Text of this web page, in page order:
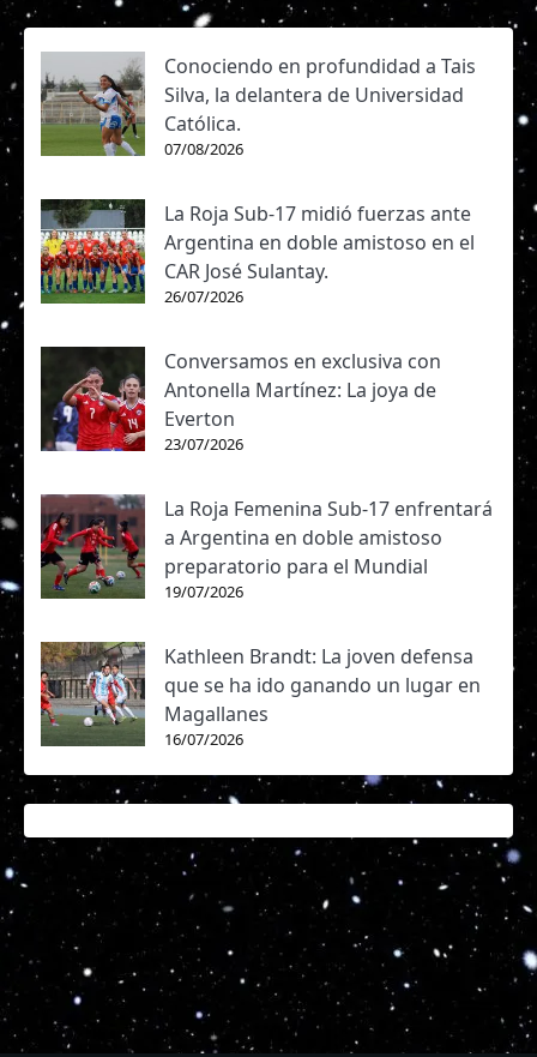
Conociendo en profundidad a Tais
Silva, la delantera de Universidad
Católica.
07/08/2026
La Roja Sub-17 midió fuerzas ante
Argentina en doble amistoso en el
CAR José Sulantay.
26/07/2026
Conversamos en exclusiva con
Antonella Martínez: La joya de
Everton
23/07/2026
La Roja Femenina Sub-17 enfrentará
a Argentina en doble amistoso
preparatorio para el Mundial
19/07/2026
Kathleen Brandt: La joven defensa
que se ha ido ganando un lugar en
Magallanes
16/07/2026